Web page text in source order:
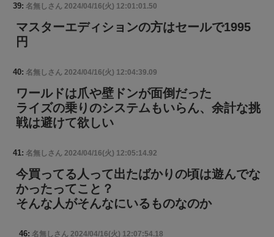
39: 名無しさん 2024/04/16(火) 12:01:01.50
マスターエディションの方はセールで1995
円
40: 名無しさん 2024/04/16(火) 12:04:39.09
ワールドは爪や壁ドンが面倒だった
ライズの乗りのシステムもいらん、余計な挑
戦は避けて欲しい
41: 名無しさん 2024/04/16(火) 12:05:14.92
今買ってる人って出たばかりの頃は遊んでな
かったってこと？
そんな人がそんなにいるものなのか
46: 名無しさん 2024/04/16(火) 12:07:54.18